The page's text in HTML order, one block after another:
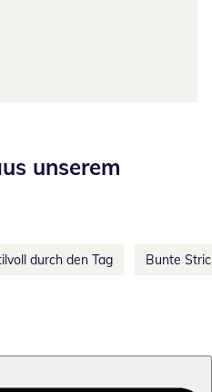
unserem
durch den Tag Bunte